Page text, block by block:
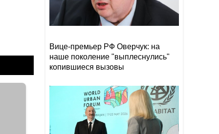
21:18
Почти 175 000 жителей юга
Японии получили указание
об эвакуации из-за тайфуна
Вице-премьер РФ Оверчук: на
наше поколение "выплеснулись"
копившиеся вызовы